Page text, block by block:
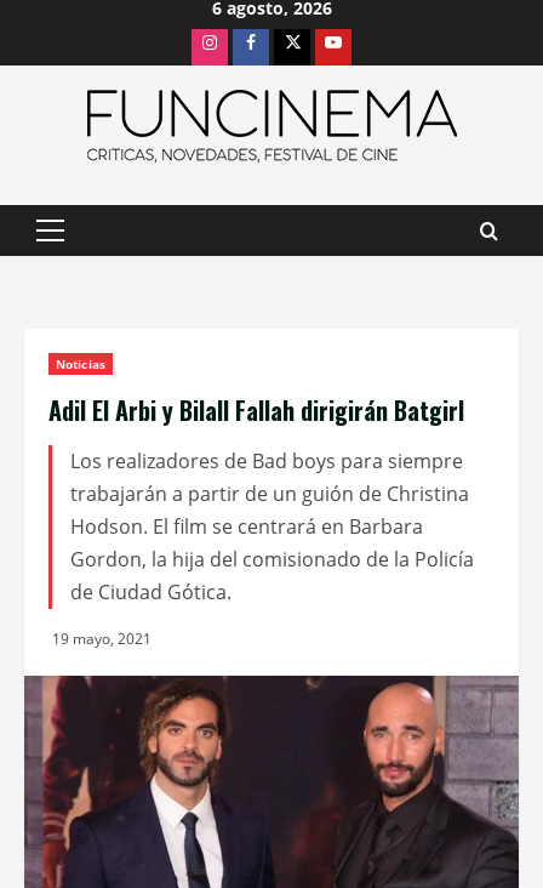
6 agosto, 2026
InstagramFacebook
X Youtube
Menú
Noticias
Adil El Arbi y Bilall Fallah dirigirán Batgirl
Los realizadores de Bad boys para siempre
trabajarán a partir de un guión de Christina
Hodson. El film se centrará en Barbara
Gordon, la hija del comisionado de la Policía
de Ciudad Gótica.
19 mayo, 2021